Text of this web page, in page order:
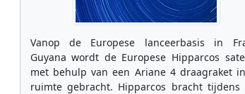
Vanop de Europese lanceerbasis in
Guyana wordt de Europese Hipparcos
met behulp van een Ariane 4 draagraket
ruimte gebracht. Hipparcos bracht tijdens